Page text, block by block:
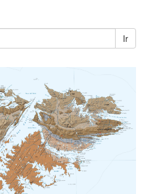
Ir